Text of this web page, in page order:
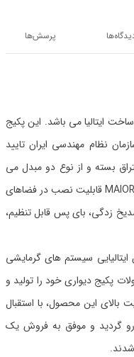
پرسش‌ها
پکیج ایمرگس 32000 مدل MAIOR EOLO 32 ساخت ایتالیا می باشد. این پکیج
نظام مهندسی ایران تایید
بسته و از نوع دو مبدل می
باشد. از مزایای پکیج ایمرگس مدل MAIOR EOLO 32 قابلیت نصب در فضاهای
زدگی، بای پس قابل تنظیم،
ایتالیایی سیستم های گرمایشی
اولین محصولات پکیج دیواری خود را تولید و
با توجه به کیفیت بالای این محصول، با استقبال
رو گردید و موفق به فروش یک
شدند.